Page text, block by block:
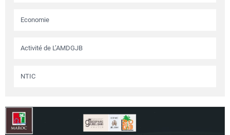
Economie
Activité de L’AMDGJB
NTIC